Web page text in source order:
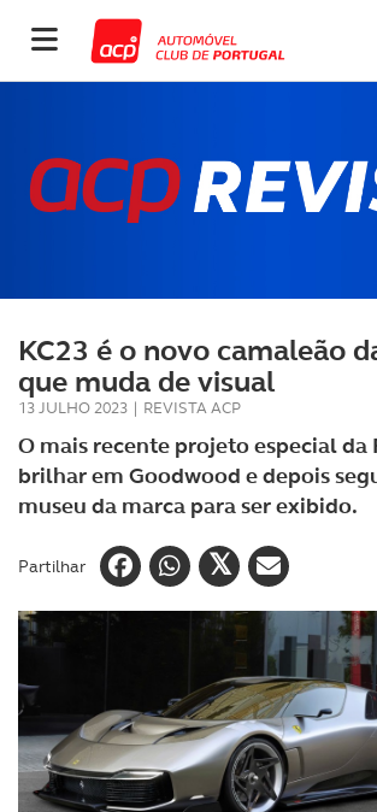
KC23 é o novo camaleão
que muda de visual
13 JULHO 2023 | REVISTA ACP
O mais recente projeto especial da
brilhar em Goodwood e depois
museu da marca para ser exibido.
Partilhar